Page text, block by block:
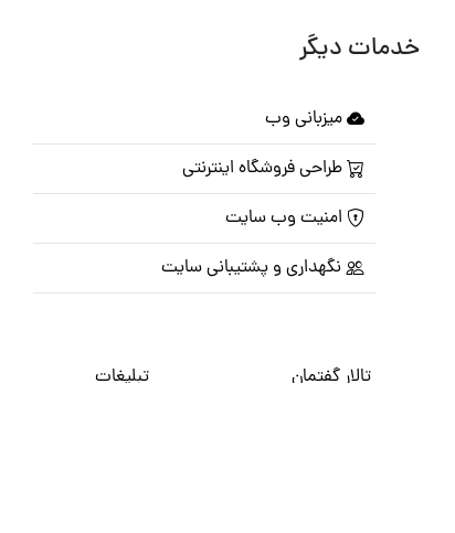
خدمات دیگر
میزبانی وب
طراحی فروشگاه اینترنتی
امنیت وب سایت
نگهداری و پشتیبانی سایت
تالار گفتمان تبلیغات